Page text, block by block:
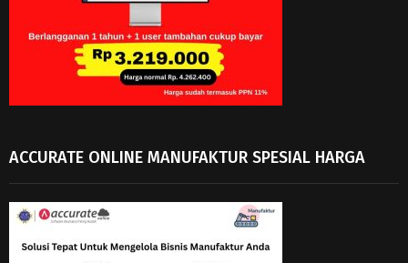
ACCURATE ONLINE MANUFAKTUR SPESIAL HARGA